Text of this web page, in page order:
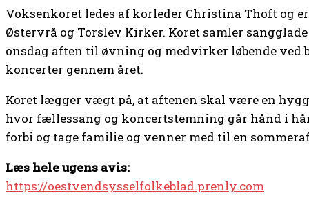
Voksenkoret ledes af korleder Christina Thoft og
Østervrå og Torslev Kirker. Koret samler
onsdag aften til øvning og medvirker løbende ved
koncerter gennem året.
Koret lægger vægt på, at aftenen skal være en
hvor fællessang og koncertstemning går hånd i
forbi og tage familie og venner med til en
Læs hele ugens avis:
https://oestvendsysselfolkeblad.prenly.com